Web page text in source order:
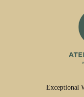
Exceptional